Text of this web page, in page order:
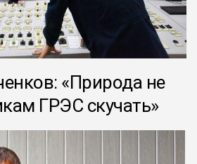
«Природа не
ГРЭС скучать»